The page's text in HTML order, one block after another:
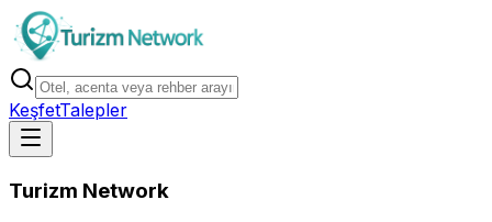
KeşfetTalepler
Turizm Network